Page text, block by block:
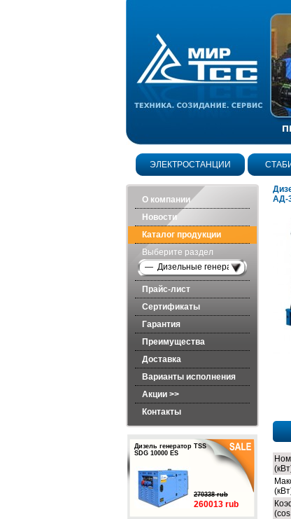
ЭЛЕКТРОСТАНЦИИ
О компании
Новости
Каталог продукции
Выберите раздел
— Дизельные генераторы
Прайс-лист
Сертификаты
Гарантия
Преимущества
Доставка
Варианты исполнения
Акции >>
Контакты
Дизель генератор TSS
SDG 10000 ES
270338 rub
260013 rub
АД-